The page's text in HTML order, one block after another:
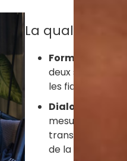
La qualité au
Formation,
deux sujets liés
les fidéliser, et
Dialogue social
mesurons celle
transparente
de la Vie